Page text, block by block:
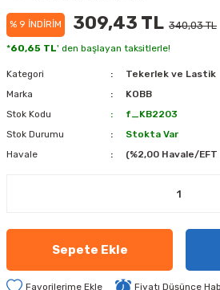
% 9 İNDİRİM 309,43 TL 340,03 TL
*60,65 TL' den başlayan taksitlerle!
Kategori
Tekerlek ve Lastik
Marka
KOBB
Stok Kodu
f_KB2203
Stok Durumu
Stokta Var
Havale
(%2,00 Havale/
Sepete Ekle
Fiyatı Düşünce